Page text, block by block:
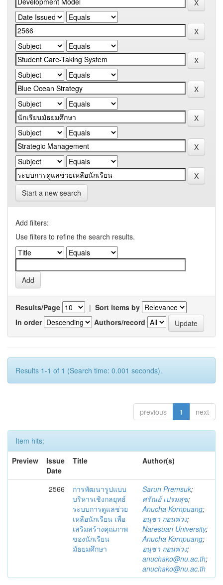
Start a new search
Add filters:
Use filters to refine the search results.
Results/Page | Sort items by
In order
Authors/record
Results 1-1 of 1 (Search time: 0.001 seconds).
previous 1 next
Item hits:
Preview
Issue
Date
Title Author(s)
2566
การพัฒนารูปแบบ
บริหารเชิงกลยุทธ์
ระบบการดูแลช่วย
เหลือนักเรียน เพื่อ
เสริมสร้างคุณภาพ
ของนักเรียน
มัธยมศึกษา
Sarun Premsuk;
ศรัณย์ เปรมสุข;
Anucha Kornpuang;
อนุชา กอนพ่วง;
Naresuan University;
Anucha Kornpuang;
อนุชา กอนพ่วง;
anuchako@nu.ac.th;
anuchako@nu.ac.th